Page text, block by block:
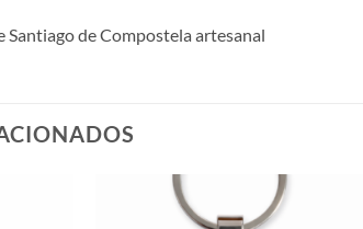
Santiago de Compostela artesanal